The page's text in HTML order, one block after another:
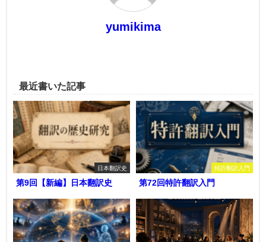
yumikima
最近書いた記事
日本翻訳史
第9回【新編】日本翻訳史
特許翻訳入門
第72回特許翻訳入門